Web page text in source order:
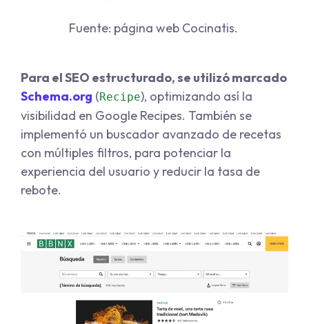
Fuente: página web Cocinatis.
Para el SEO estructurado, se utilizó marcado
Schema.org (Recipe), optimizando así la
visibilidad en Google Recipes. También se
implementó un buscador avanzado de recetas
con múltiples filtros, para potenciar la
experiencia del usuario y reducir la tasa de
rebote.